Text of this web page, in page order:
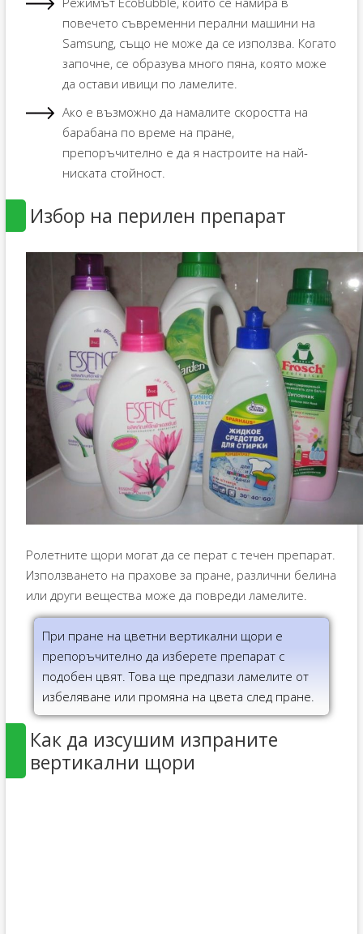
повечето съвременни перални машини на
Samsung, също не може да се използва. Когато
започне, се образува много пяна, която може
да остави ивици по ламелите.
Ако е възможно да намалите скоростта на
барабана по време на пране,
препоръчително е да я настроите на най-
ниската стойност.
Избор на перилен препарат
Ролетните щори могат да се перат с течен препарат.
Използването на прахове за пране, различни белина
или други вещества може да повреди ламелите.
При пране на цветни вертикални щори е
препоръчително да изберете препарат с
подобен цвят. Това ще предпази ламелите от
избеляване или промяна на цвета след пране.
Как да изсушим изпраните
вертикални щори